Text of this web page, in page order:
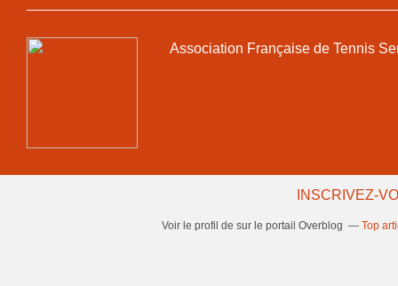
Association Française de Tennis
INSCRIVEZ-
Voir le profil de sur le portail Overblog Top